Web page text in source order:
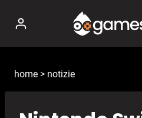
contenuto
home > notizie